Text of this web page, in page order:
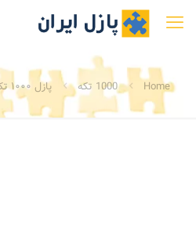
Home 1000 تکه پازل ۱۰۰۰ تکه زیبایی – اسمارت کات